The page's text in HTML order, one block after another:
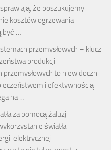
że poszukujemy
kosztów ogrzewania i
być …
przemysłowych – klucz
produkcji
przemysłowych to niewidoczni
i efektywnością
na …
za pomocą żaluzji
światła
elektrycznej